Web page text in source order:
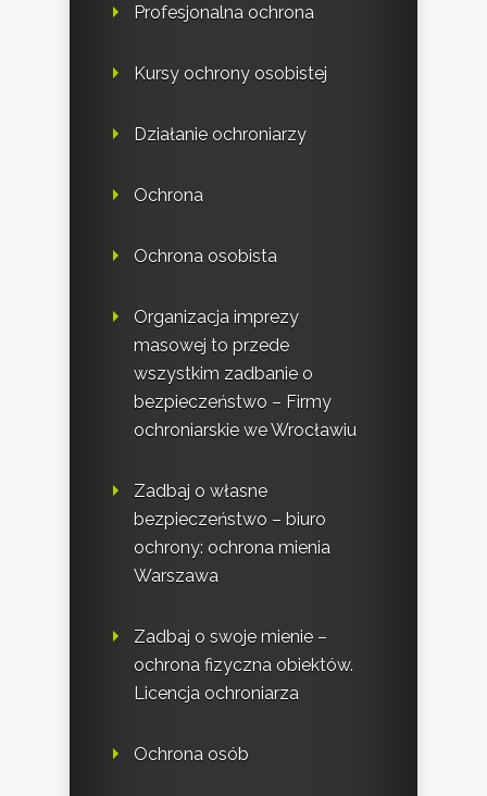
Profesjonalna ochrona
Kursy ochrony osobistej
Działanie ochroniarzy
Ochrona
Ochrona osobista
Organizacja imprezy
masowej to przede
wszystkim zadbanie o
bezpieczeństwo – Firmy
ochroniarskie we Wrocławiu
Zadbaj o własne
bezpieczeństwo – biuro
ochrony: ochrona mienia
Warszawa
Zadbaj o swoje mienie –
ochrona fizyczna obiektów.
Licencja ochroniarza
Ochrona osób